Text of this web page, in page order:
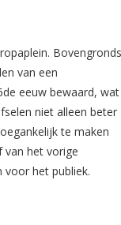
van een
eeuw bewaard, wat
niet alleen beter
te maken
van het vorige
voor het publiek.